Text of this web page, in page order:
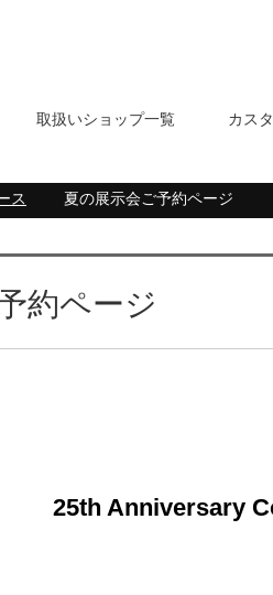
取扱いショップ一覧 カス
ス 夏の展示会ご予約ページ
約ページ
25th Anniversary